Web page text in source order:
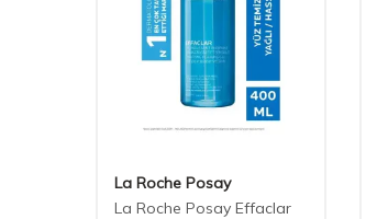
La Roche Posay
La Roche Posay Effaclar